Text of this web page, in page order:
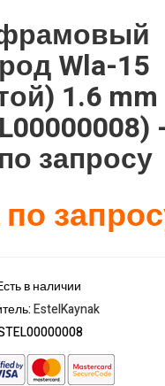
Wla-15
1.6 mm
запросу
в наличии
EstelKaynak